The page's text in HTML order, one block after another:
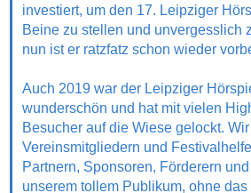
investiert, um den 17. Leipziger
Beine zu stellen und unvergesslich
nun ist er ratzfatz schon wieder
Auch 2019 war der Leipziger
wunderschön und hat mit vielen
Besucher auf die Wiese gelockt.
Vereinsmitgliedern und
Partnern, Sponsoren, Förderern
unserem tollem Publikum, ohne